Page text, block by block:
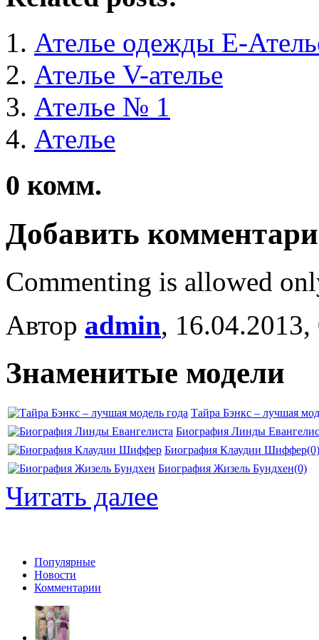
Ателье одежды Е-
Ателье V-ателье
Ателье № 1
Ателье
0 комм.
Добавить
Commenting is allowed
Автор admin,
Знаменитые модели
Тайра Бэнкс – лучшая
Биография Линды
Биография Клаудии Шиффер(0)
Биография Жизель Бундхен(0)
Читать далее
Популярные
Новости
Комментарии